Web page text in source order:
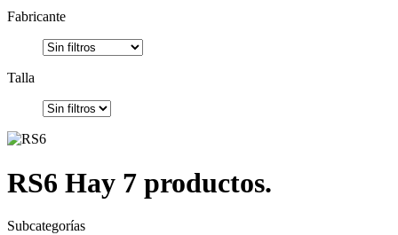
Fabricante
Talla
RS6 Hay 7 productos.
Subcategorías